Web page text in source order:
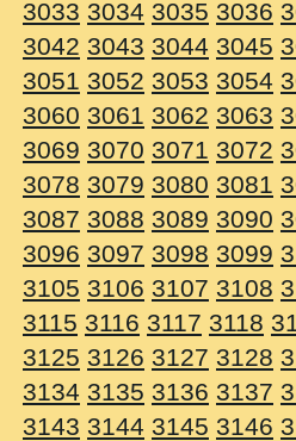
3033 3034 3035 3036
3042 3043 3044 3045
3051 3052 3053 3054
3060 3061 3062 3063
3069 3070 3071 3072
3078 3079 3080 3081
3087 3088 3089 3090
3096 3097 3098 3099
3105 3106 3107 3108
3115 3116 3117 3118
3125 3126 3127 3128
3134 3135 3136 3137
3143 3144 3145 3146